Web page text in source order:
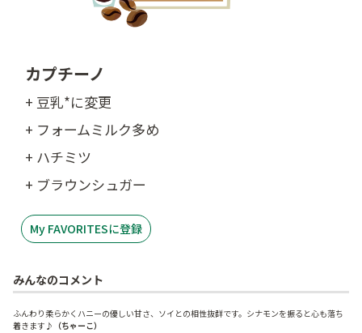
カプチーノ
+ 豆乳*に変更
+ フォームミルク多め
+ ハチミツ
+ ブラウンシュガー
My FAVORITESに登録
みんなのコメント
ふんわり柔らかくハニーの優しい甘さ、ソイとの相性抜群です。シナモンを振ると心も落ち
着きます♪ （ちゃーこ）